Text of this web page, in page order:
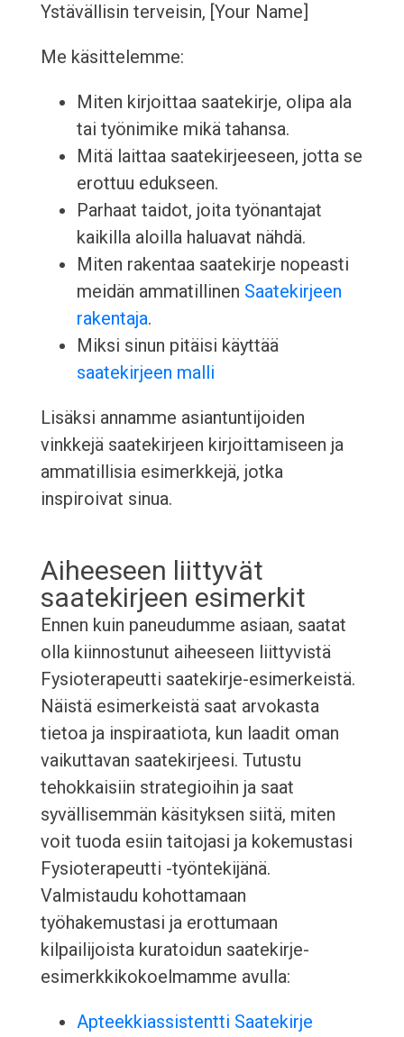
Ystävällisin terveisin, [Your Name]
Me käsittelemme:
Miten kirjoittaa saatekirje, olipa ala
tai työnimike mikä tahansa.
Mitä laittaa saatekirjeeseen, jotta se
erottuu edukseen.
Parhaat taidot, joita työnantajat
kaikilla aloilla haluavat nähdä.
Miten rakentaa saatekirje nopeasti
meidän ammatillinen Saatekirjeen
rakentaja.
Miksi sinun pitäisi käyttää
saatekirjeen malli
Lisäksi annamme asiantuntijoiden
vinkkejä saatekirjeen kirjoittamiseen ja
ammatillisia esimerkkejä, jotka
inspiroivat sinua.
Aiheeseen liittyvät
saatekirjeen esimerkit
Ennen kuin paneudumme asiaan, saatat
olla kiinnostunut aiheeseen liittyvistä
Fysioterapeutti saatekirje-esimerkeistä.
Näistä esimerkeistä saat arvokasta
tietoa ja inspiraatiota, kun laadit oman
vaikuttavan saatekirjeesi. Tutustu
tehokkaisiin strategioihin ja saat
syvällisemmän käsityksen siitä, miten
voit tuoda esiin taitojasi ja kokemustasi
Fysioterapeutti -työntekijänä.
Valmistaudu kohottamaan
työhakemustasi ja erottumaan
kilpailijoista kuratoidun saatekirje-
esimerkkikokoelmamme avulla:
Apteekkiassistentti Saatekirje